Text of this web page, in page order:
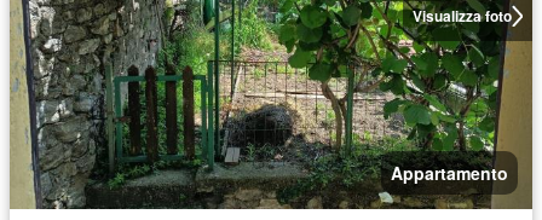
Visualizza foto
Appartamento